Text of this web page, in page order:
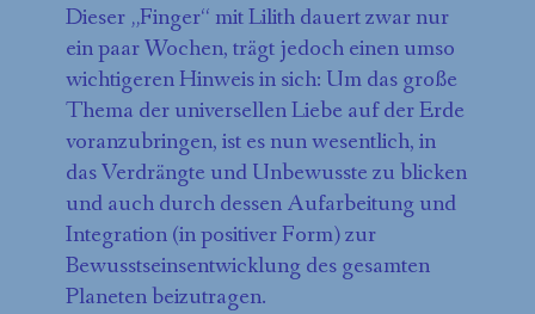
Dieser „Finger“ mit Lilith dauert zwar nur
ein paar Wochen, trägt jedoch einen umso
wichtigeren Hinweis in sich: Um das große
Thema der universellen Liebe auf der Erde
voranzubringen, ist es nun wesentlich, in
das Verdrängte und Unbewusste zu blicken
und auch durch dessen Aufarbeitung und
Integration (in positiver Form) zur
Bewusstseinsentwicklung des gesamten
Planeten beizutragen.